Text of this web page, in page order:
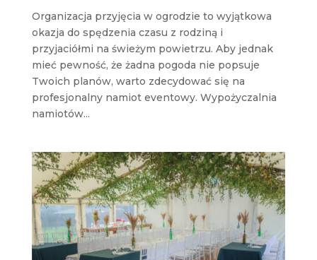
Organizacja przyjęcia w ogrodzie to wyjątkowa
okazja do spędzenia czasu z rodziną i
przyjaciółmi na świeżym powietrzu. Aby jednak
mieć pewność, że żadna pogoda nie popsuje
Twoich planów, warto zdecydować się na
profesjonalny namiot eventowy. Wypożyczalnia
namiotów...